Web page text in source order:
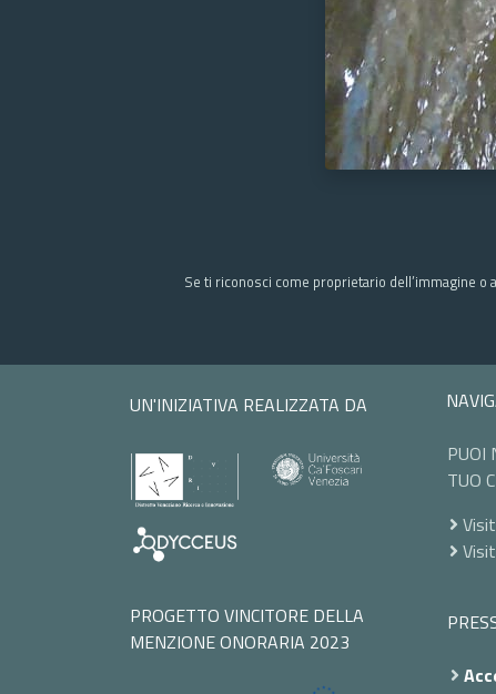
Se ti riconosci come proprietario dell’immagine
UN'INIZIATIVA REALIZZATA DA
PROGETTO VINCITORE DELLA
MENZIONE ONORARIA 2023
PUOI
TUO